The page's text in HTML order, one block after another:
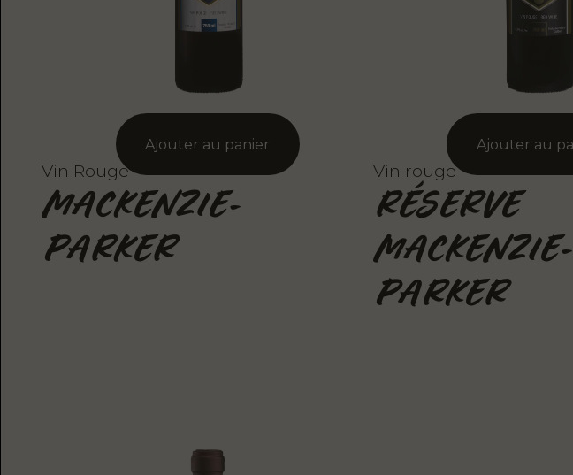
Vin Rouge
MACKENZIE-
PARKER
Vin rouge
RÉSERVE
MACKENZIE-
PARKER